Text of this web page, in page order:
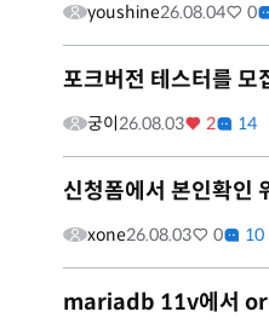
youshine26.08.04 0
포크버전 테스터를 모
궁이26.08.03 2 14
신청폼에서 본인확인
xone26.08.03 0 10
mariadb 11v에서